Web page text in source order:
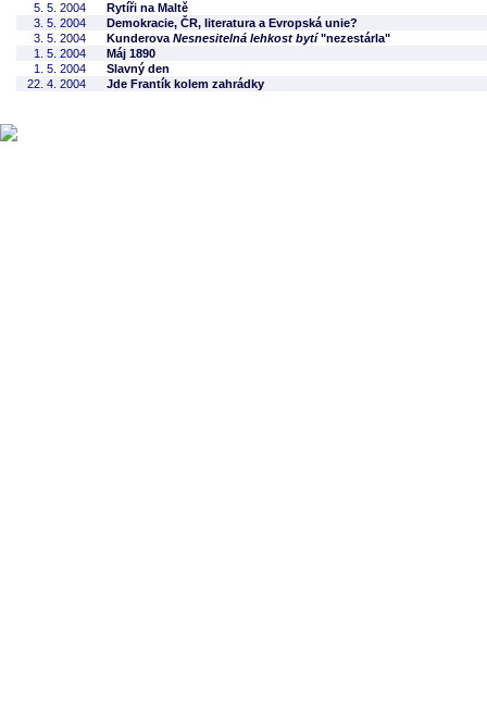
5. 5. 2004
Rytíři na Maltě
3. 5. 2004
Demokracie, ČR, literatura a Evropská unie?
3. 5. 2004
Kunderova Nesnesitelná lehkost bytí"nezestárla"
1. 5. 2004
Máj 1890
1. 5. 2004
Slavný den
22. 4. 2004
Jde Frantík kolem zahrádky